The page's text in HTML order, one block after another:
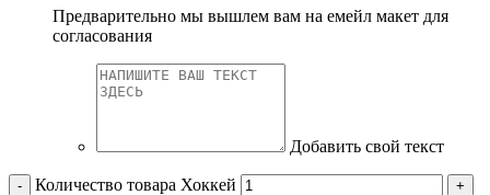
Предварительно мы вышлем вам на емейл макет для
согласования
Добавить свой текст
Количество товара Хоккей